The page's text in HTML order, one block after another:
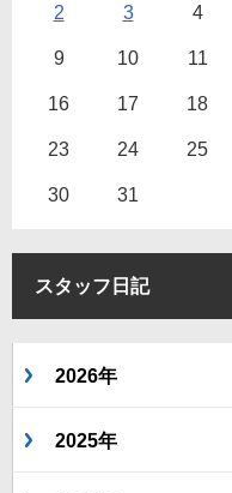
2 3 4
9 10 11
16 17 18
23 24 25
30 31
スタッフ日記
2026年
2025年